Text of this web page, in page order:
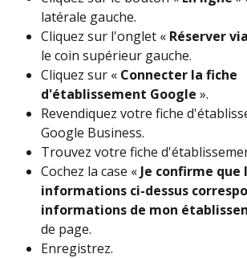
latérale gauche.
Cliquez sur l'onglet « Réserver
le coin supérieur gauche.
Cliquez sur « Connecter la fiche
d'établissement Google ».
Revendiquez votre fiche
Google Business.
Trouvez votre fiche
Cochez la case « Je confirme que
informations ci-dessus
informations de mon
de page.
Enregistrez.